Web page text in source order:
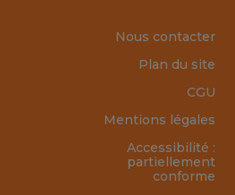
Nous contacter
Plan du site
CGU
Mentions légales
Accessibilité :
partiellement
conforme